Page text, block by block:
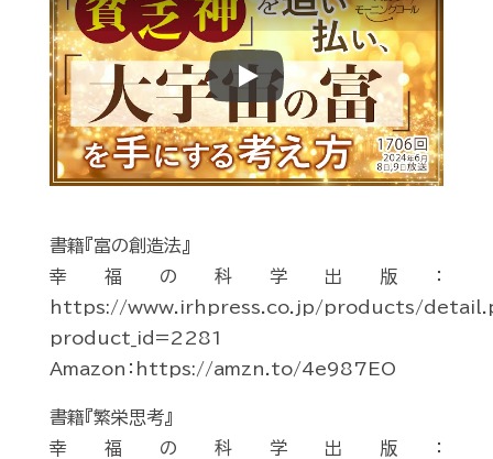
Play
書籍『富の創造法』
幸福の科学出版：
https://www.irhpress.co.jp/products/
product_id=2281
Amazon：https://amzn.to/4e987EO
書籍『繁栄思考』
幸福の科学出版：